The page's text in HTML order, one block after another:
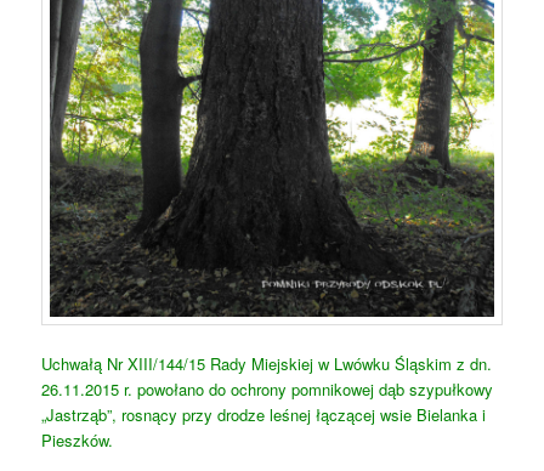
Uchwałą Nr XIII/144/15 Rady Miejskiej w Lwówku Śląskim z dn.
26.11.2015 r. powołano do ochrony pomnikowej dąb szypułkowy
„Jastrząb”, rosnący przy drodze leśnej łączącej wsie Bielanka i
Pieszków.